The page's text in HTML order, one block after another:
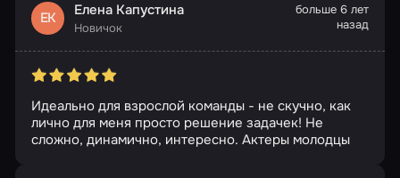
ЕК Елена Капустина
Новичок
больше 6 лет
назад
Идеально для взрослой команды - не скучно, как
лично для меня просто решение задачек! Не
сложно, динамично, интересно. Актеры молодцы